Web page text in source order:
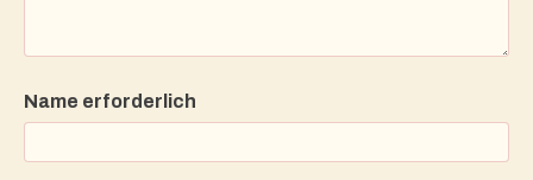
Name erforderlich